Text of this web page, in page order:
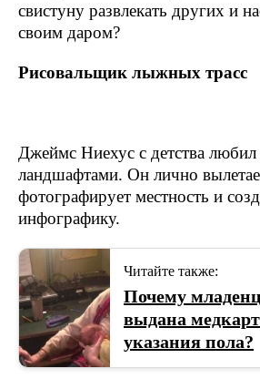
свистуну развлекать других и
своим даром?
Рисовальщик лыжных трасс
Джеймс Ниехус с детства любил
ландшафтами. Он лично
фотографирует местность и
инфографику.
Читайте также:
Почему
выдана
указания пола?